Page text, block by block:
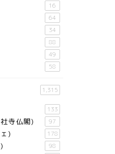
16
64
34
88
49
58
1,315
133
寺仏閣) 97
) 178
98